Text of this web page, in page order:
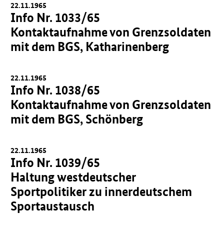
22.11.1965
Info Nr. 1033/65
Kontaktaufnahme von Grenzsoldaten
mit dem BGS, Katharinenberg
22.11.1965
Info Nr. 1038/65
Kontaktaufnahme von Grenzsoldaten
mit dem BGS, Schönberg
22.11.1965
Info Nr. 1039/65
Haltung westdeutscher
Sportpolitiker zu innerdeutschem
Sportaustausch